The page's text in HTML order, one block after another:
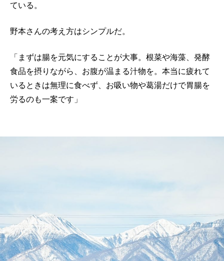
ている。
野本さんの考え方はシンプルだ。
「まずは腸を元気にすることが大事。根菜や海藻、発酵
食品を摂りながら、お腹が温まる汁物を。本当に疲れて
いるときは無理に食べず、お吸い物や葛湯だけで胃腸を
労るのも一案です」